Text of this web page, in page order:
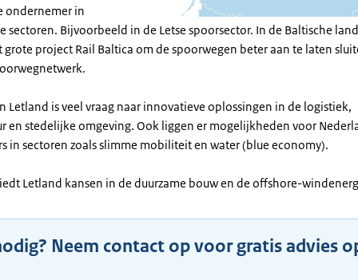
ondernemer in
sectoren. Bijvoorbeeld in de Letse spoorsector. In de Baltische
project Rail Baltica om de spoorwegen beter aan te laten
Letland is veel vraag naar innovatieve oplossingen in de logistiek,
en stedelijke omgeving. Ook liggen er mogelijkheden voor
in sectoren zoals slimme mobiliteit en water (blue economy).
Letland kansen in de duurzame bouw en de offshore-
Neem contact op voor gratis advies